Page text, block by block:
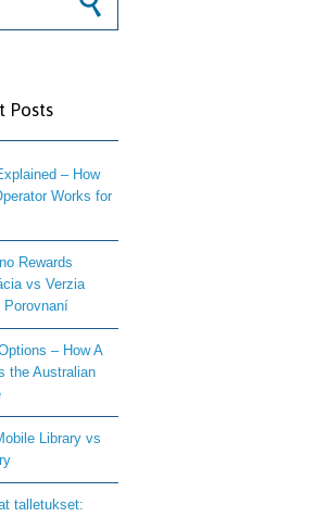
Posts
– How
Works for
Rewards
vs Verzia
Porovnaní
– How A
the Australian
Library vs
talletukset: